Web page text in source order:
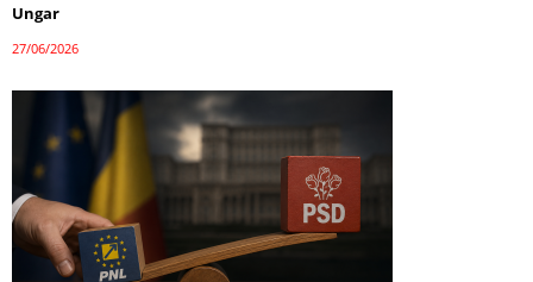
Ungar
27/06/2026